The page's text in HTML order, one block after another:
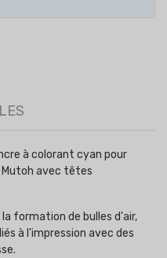
à colorant cyan pour
Mutoh avec têtes
formation de bulles d'air,
à l'impression avec des